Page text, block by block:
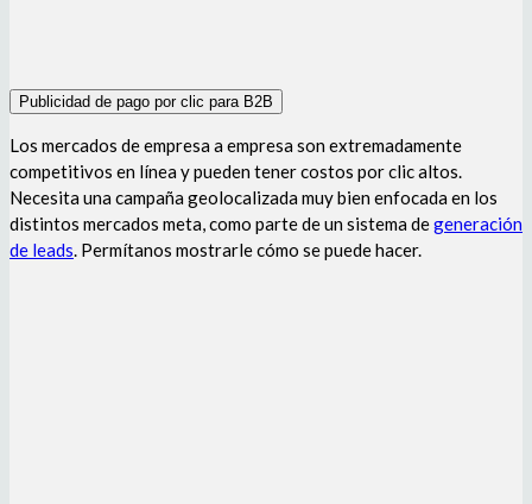
Publicidad de pago por clic para B2B
Los mercados de empresa a empresa son extremadamente
competitivos en línea y pueden tener costos por clic altos.
Necesita una campaña geolocalizada muy bien enfocada en los
distintos mercados meta, como parte de un sistema degeneración
de leads. Permítanos mostrarle cómo se puede hacer.